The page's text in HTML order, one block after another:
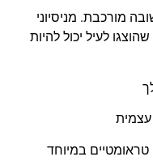
מורכבת. מניסיוני
לעיל יכול להיות
עצמית
במיוחד